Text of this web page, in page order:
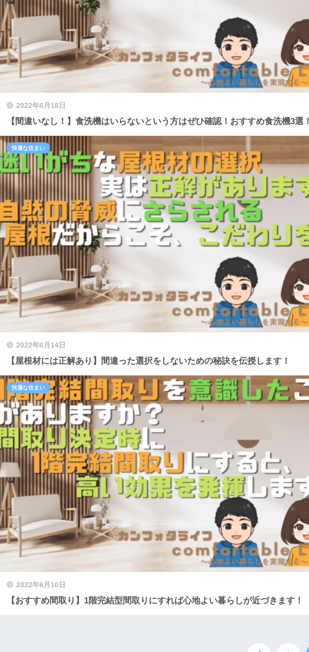
2022年6月18日
【間違いなし！】食洗機はいらないという方はぜひ確認！おすすめ食洗機3選！
2022年6月14日
【屋根材には正解あり】間違った選択をしないための秘訣を伝授します！
快適な住まい
2022年6月10日
【おすすめ間取り】1階完結型間取りにすれば心地よい暮らしが近づきます！
快適な住まい